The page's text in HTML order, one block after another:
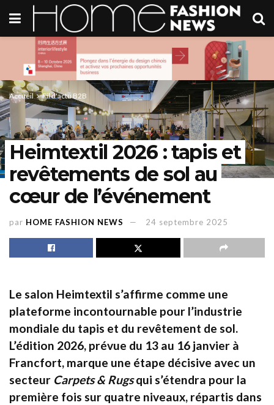
Accueil Fil d'actu B2B
Heimtextil 2026 : tapis et
revêtements de sol au
cœur de l’événement
par HOME FASHION NEWS 24 septembre 2025
Le salon Heimtextil s’affirme comme une
plateforme incontournable pour l’industrie
mondiale du tapis et du revêtement de sol.
L’édition 2026, prévue du 13 au 16 janvier à
Francfort, marque une étape décisive avec un
secteur Carpets & Rugsqui s’étendra pour la
première fois sur quatre niveaux, répartis dans